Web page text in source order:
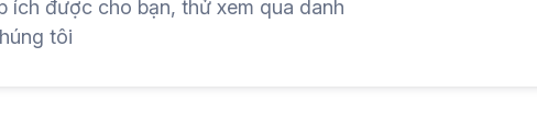
ích được cho bạn, thử xem qua danh
tôi